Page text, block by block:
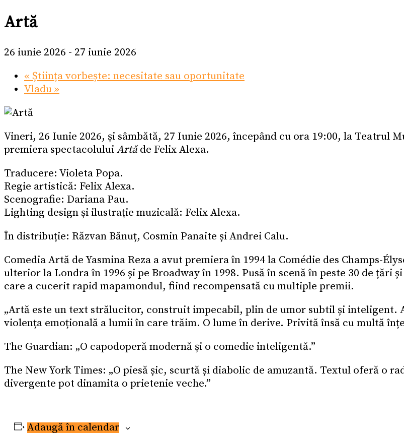
Artă
26 iunie 2026 - 27 iunie 2026
« Știința vorbește: necesitate sau oportunitate
Vladu»
Vineri, 26 Iunie 2026, și sâmbătă, 27 Iunie 2026, începând cu ora 19:00, la Teatrul
premiera spectacoluluiArtăde Felix Alexa.
Traducere: Violeta Popa.
Regie artistică: Felix Alexa.
Scenografie: Dariana Pau.
Lighting design și ilustrație muzicală: Felix Alexa.
În distribuție: Răzvan Bănuț, Cosmin Panaite și Andrei Calu.
Comedia Artă de Yasmina Reza a avut premiera în 1994 la Comédie des Champs-
ulterior la Londra în 1996 și pe Broadway în 1998. Pusă în scenă în peste 30 de țări
care a cucerit rapid mapamondul, fiind recompensată cu multiple premii.
„Artă este un text strălucitor, construit impecabil, plin de umor subtil și inteligent.
violența emoțională a lumii în care trăim. O lume în derive. Privită însă cu multă
The Guardian: „O capodoperă modernă și o comedie inteligentă.”
The New York Times: „O piesă șic, scurtă și diabolic de amuzantă. Textul oferă o
divergente pot dinamita o prietenie veche.”
Adaugă în calendar